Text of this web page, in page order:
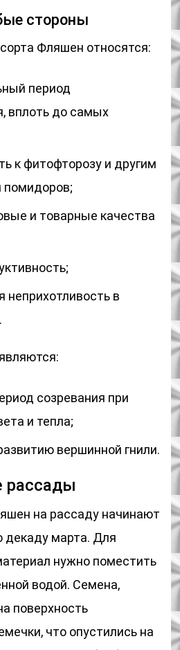
стороны
Фляшен относятся:
период
вплоть до самых
к фитофторозу и другим
помидоров;
и товарные качества
неприхотливость в
созревания при
и тепла;
вершинной гнили.
рассады
на рассаду начинают
декаду марта. Для
нужно поместить
водой. Семена,
поверхность
что опустились на